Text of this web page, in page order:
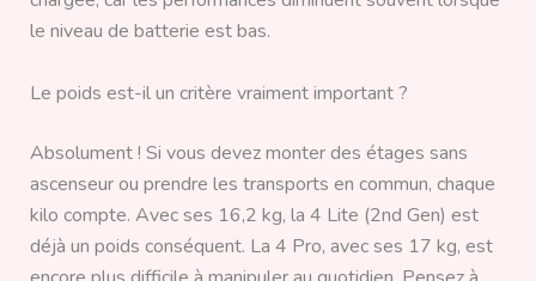
le niveau de batterie est bas.
Le poids est-il un critère vraiment important ?
Absolument ! Si vous devez monter des étages sans
ascenseur ou prendre les transports en commun, chaque
kilo compte. Avec ses 16,2 kg, la 4 Lite (2nd Gen) est
déjà un poids conséquent. La 4 Pro, avec ses 17 kg, est